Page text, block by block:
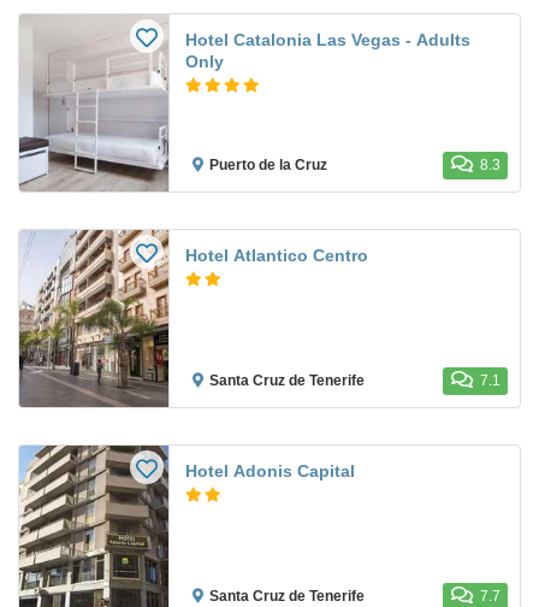
Hotel Catalonia Las Vegas - Adults
Only
Puerto de la Cruz 8.3
Hotel Atlantico Centro
Santa Cruz de Tenerife 7.1
Hotel Adonis Capital
Santa Cruz de Tenerife 7.7